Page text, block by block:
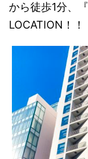
から徒歩1分、『
LOCATION！！